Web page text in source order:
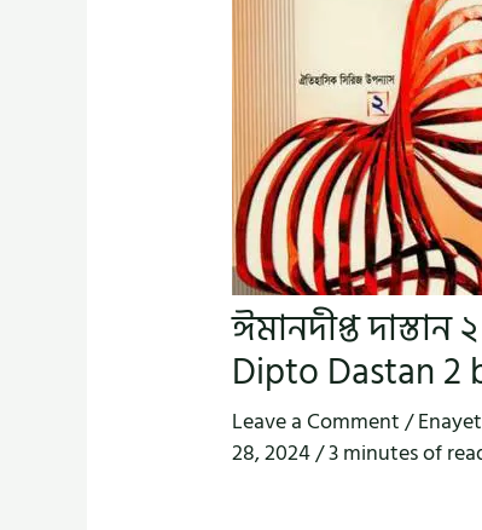
ঈমানদীপ্ত
Dipto Dastan 2
Leave a Comment/
28, 2024/3 minutes of